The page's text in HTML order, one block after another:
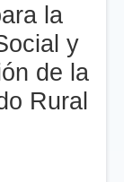
la
y
de la
Rural